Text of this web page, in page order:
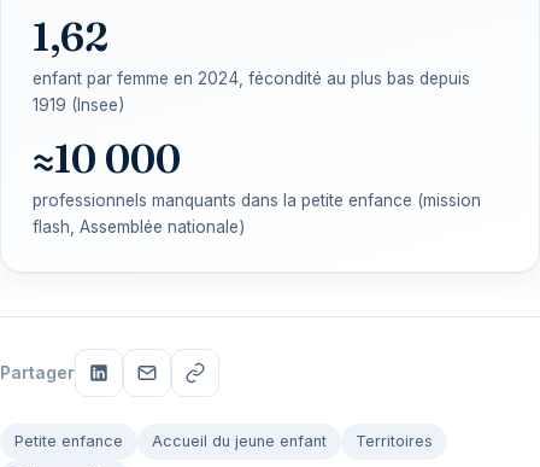
1,62
enfant par femme en 2024, fécondité au plus bas depuis
1919 (Insee)
≈10 000
professionnels manquants dans la petite enfance (mission
flash, Assemblée nationale)
Partager
Petite enfance Accueil du jeune enfant
Territoires